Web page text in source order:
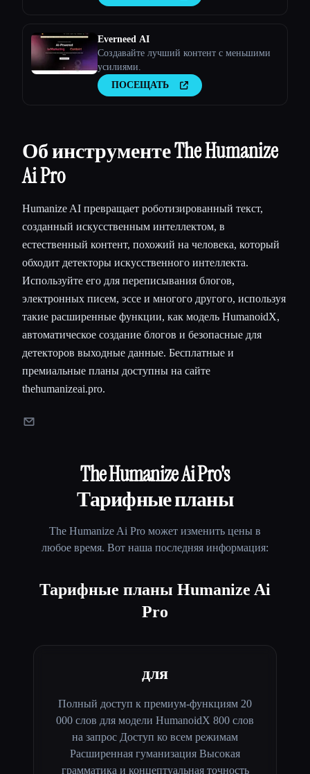
Everneed AI
Создавайте лучший контент с меньшими
усилиями.
ПОСЕЩАТЬ
Об инструменте The Humanize
Ai Pro
Humanize AI превращает роботизированный текст,
созданный искусственным интеллектом, в
естественный контент, похожий на человека, который
обходит детекторы искусственного интеллекта.
Используйте его для переписывания блогов,
электронных писем, эссе и многого другого, используя
такие расширенные функции, как модель HumanoidX,
автоматическое создание блогов и безопасные для
детекторов выходные данные. Бесплатные и
премиальные планы доступны на сайте
thehumanizeai.pro.
The Humanize Ai Pro's
Тарифные планы
The Humanize Ai Pro может изменить цены в
любое время. Вот наша последняя информация:
Тарифные планы Humanize Ai
Pro
для
Полный доступ к премиум-функциям 20
000 слов для модели HumanoidX 800 слов
на запрос Доступ ко всем режимам
Расширенная гуманизация Высокая
грамматика и концептуальная точность